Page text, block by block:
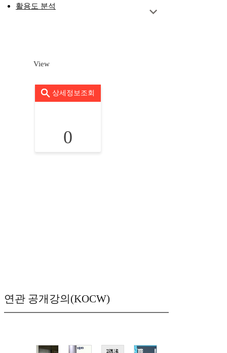
활용도 분석
View
상세정보조회
0
연관 공개강의(KOCW)